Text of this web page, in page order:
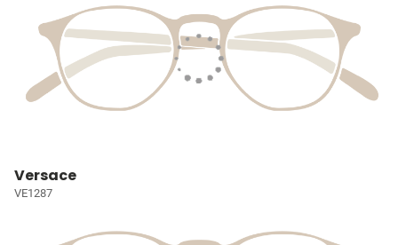
Versace
VE1287